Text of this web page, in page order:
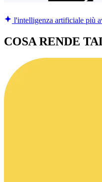
l'intelligenza artificiale più
COSA RENDE